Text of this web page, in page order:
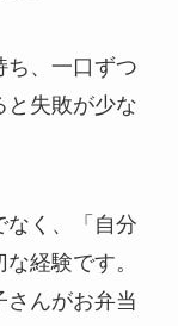
ち、一口ずつ
と失敗が少な
なく、「自分
経験です。
んがお弁当